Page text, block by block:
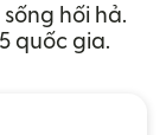
hối hả.
quốc gia.